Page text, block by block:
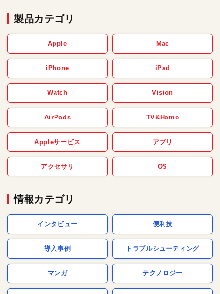
製品カテゴリ
Apple Mac
iPhone iPad
Watch Vision
AirPods TV&Home
Appleサービス アプリ
アクセサリ OS
情報カテゴリ
インタビュー 便利技
導入事例 トラブルシューティング
マンガ テクノロジー